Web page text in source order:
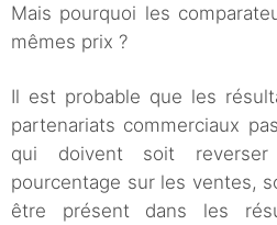
Mais pourquoi les
mêmes prix ?
Il est probable que les
partenariats commerciaux
qui doivent soit
pourcentage sur les ventes,
être présent dans les